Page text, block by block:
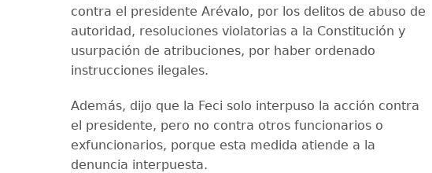
contra el presidente Arévalo, por los delitos de abuso de
autoridad, resoluciones violatorias a la Constitución y
usurpación de atribuciones, por haber ordenado
instrucciones ilegales.
Además, dijo que la Feci solo interpuso la acción contra
el presidente, pero no contra otros funcionarios o
exfuncionarios, porque esta medida atiende a la
denuncia interpuesta.